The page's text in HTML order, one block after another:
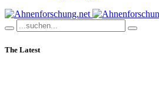
The Latest